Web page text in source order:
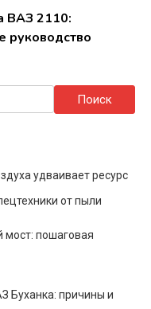
ВАЗ 2110:
руководство
Найти:
удваивает ресурс
от пыли
мост: пошаговая
Буханка: причины и